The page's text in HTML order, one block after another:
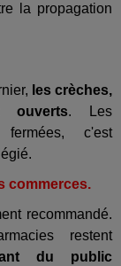
la propagation
les crèches,
ouverts. Les
c'est
commerces.
recommandé.
restent
du public